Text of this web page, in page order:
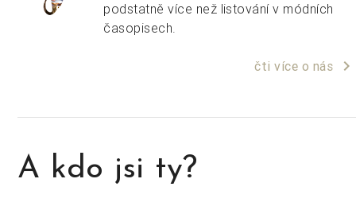
podstatně více než listování v módních
časopisech.
čti více o nás keyboard_arrow_right
A kdo jsi ty?